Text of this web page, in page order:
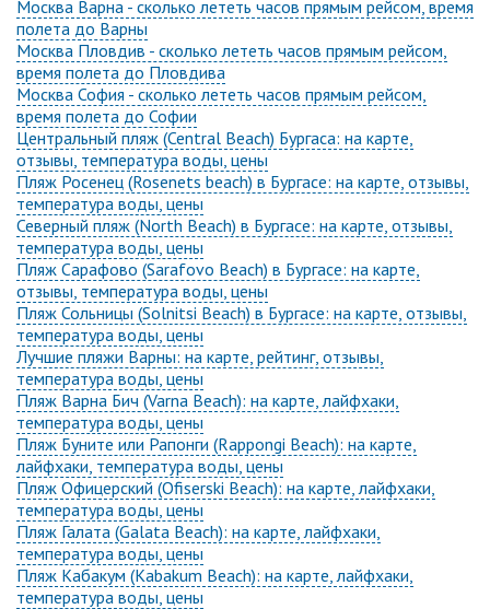
Москва Варна - сколько лететь часов прямым рейсом, время
полета до Варны
Москва Пловдив - сколько лететь часов прямым рейсом,
время полета до Пловдива
Москва София - сколько лететь часов прямым рейсом,
время полета до Софии
Центральный пляж (Central Beach) Бургаса: на карте,
отзывы, температура воды, цены
Пляж Росенец (Rosenets beach) в Бургасе: на карте, отзывы,
температура воды, цены
Северный пляж (North Beach) в Бургасе: на карте, отзывы,
температура воды, цены
Пляж Сарафово (Sarafovo Beach) в Бургасе: на карте,
отзывы, температура воды, цены
Пляж Сольницы (Solnitsi Beach) в Бургасе: на карте, отзывы,
температура воды, цены
Лучшие пляжи Варны: на карте, рейтинг, отзывы,
температура воды, цены
Пляж Варна Бич (Varna Beach): на карте, лайфхаки,
температура воды, цены
Пляж Буните или Рапонги (Rappongi Beach): на карте,
лайфхаки, температура воды, цены
Пляж Офицерский (Ofiserski Beach): на карте, лайфхаки,
температура воды, цены
Пляж Галата (Galata Beach): на карте, лайфхаки,
температура воды, цены
Пляж Кабакум (Kabakum Beach): на карте, лайфхаки,
температура воды, цены